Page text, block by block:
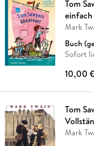
Tom
einfach
Mark
Buch
Sofort
10,00 €
Tom
Mark